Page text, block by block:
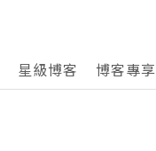
星級博客 博客專享